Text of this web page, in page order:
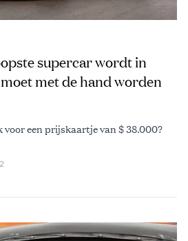
supercar wordt in
met de hand worden
voor een prijskaartje van $ 38.000?